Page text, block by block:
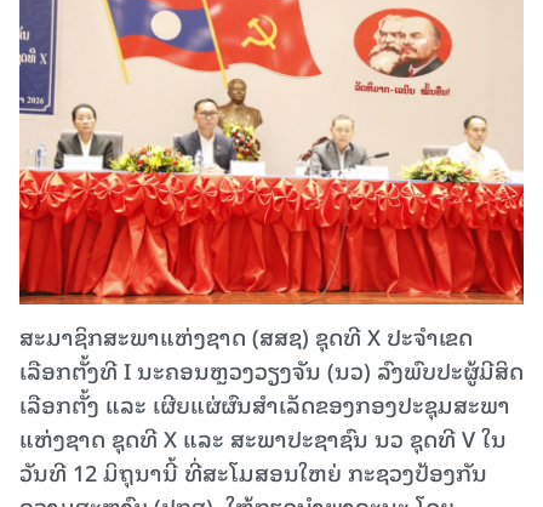
ສະມາຊິກສະພາແຫ່ງຊາດ (ສສຊ) ຊຸດທີ X ປະຈໍາເຂດ
ເລືອກຕັ້ງທີ I ນະຄອນຫຼວງວຽງຈັນ (ນວ) ລົງພົບປະຜູ້ມີສິດ
ເລືອກຕັ້ງ ແລະ ເຜີຍແຜ່ຜົນສໍາເລັດຂອງກອງປະຊຸມສະພາ
ແຫ່ງຊາດ ຊຸດທີ X ແລະ ສະພາປະຊາຊົນ ນວ ຊຸດທີ V ໃນ
ວັນທີ 12 ມິຖຸນານີ້ ທີ່ສະໂມສອນໃຫຍ່ ກະຊວງປ້ອງກັນ